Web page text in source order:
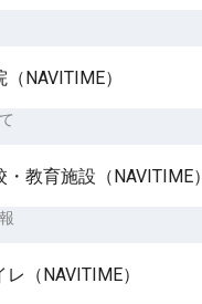
NAVITIME）
教育施設（NAVITIME）
（NAVITIME）